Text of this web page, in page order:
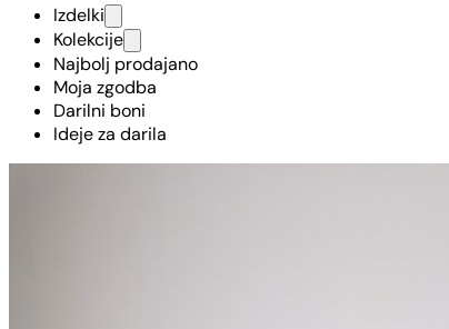
Izdelki
Kolekcije
Najbolj prodajano
Moja zgodba
Darilni boni
Ideje za darila